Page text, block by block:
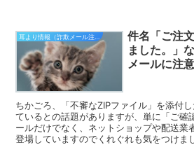
件名「ご注
ました。」
メールに注意
ちかごろ、「不審なZIPファイル」を添付
ているとの話題がありますが、単に「ご確
ールだけでなく、ネットショップや配送業
登場していますのでくれぐれも気をつけま